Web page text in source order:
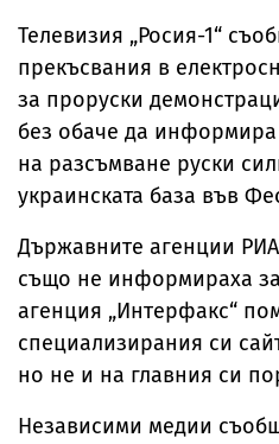
Телевизия „Росия-1“
прекъсвания в
за проруски
без обаче да
на разсъмване руски
украинската база във
Държавните агенции
също не информираха за
агенция „Интерфакс“
специализирания си
но не и на главния си
Независими медии